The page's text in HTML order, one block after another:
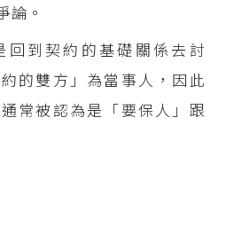
論。
回到契約的基礎關係去討
的雙方」為當事人，因此
常被認為是「要保人」跟